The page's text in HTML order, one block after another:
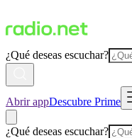
¿Qué deseas escuchar?
Abrir appDescubre Prime
¿Qué deseas escuchar?